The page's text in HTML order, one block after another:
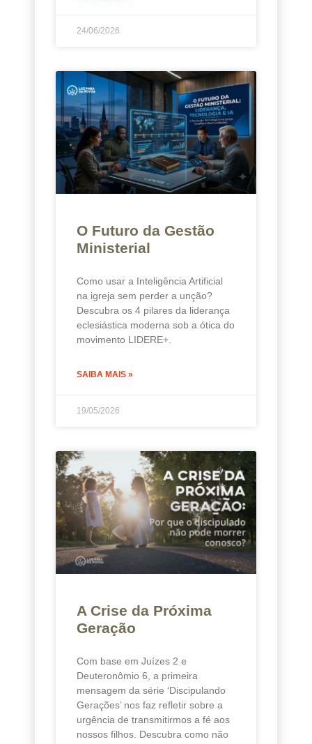
24/06/2026
O Futuro da Gestão
Ministerial
Como usar a Inteligência Artificial
na igreja sem perder a unção?
Descubra os 4 pilares da liderança
eclesiástica moderna sob a ótica do
movimento LIDERE+.
SAIBA MAIS »
19/05/2026
A Crise da Próxima
Geração
Com base em Juízes 2 e
Deuteronômio 6, a primeira
mensagem da série ‘Discipulando
Gerações’ nos faz refletir sobre a
urgência de transmitirmos a fé aos
nossos filhos. Descubra como não